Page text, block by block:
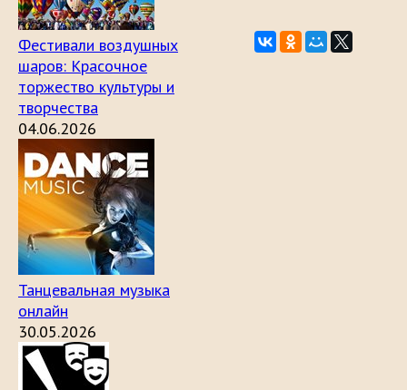
Фестивали воздушных
шаров: Красочное
торжество культуры и
творчества
04.06.2026
Танцевальная музыка
онлайн
30.05.2026